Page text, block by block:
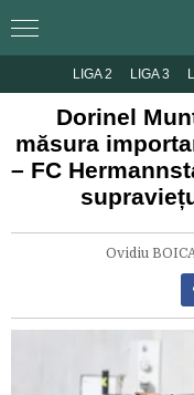
LIGA 2 LIGA 3
Dorinel
măsura
– FC
Ovidiu